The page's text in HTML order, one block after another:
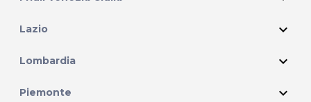
Lazio expand_more
Lombardia expand_more
Piemonte expand_more